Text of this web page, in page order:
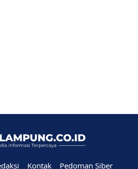
Kontak Pedoman Siber